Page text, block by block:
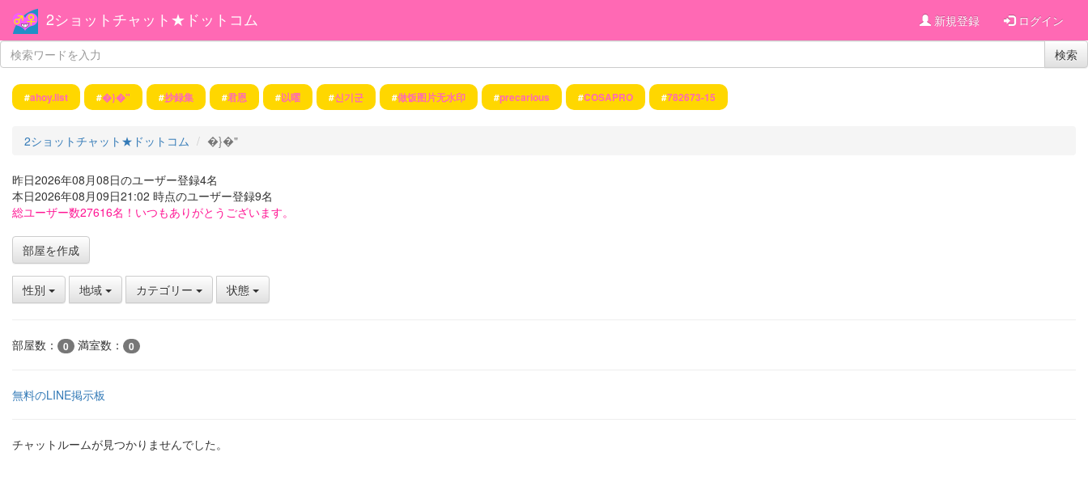
2ショットチャット★ドットコム 新規登録 ログイン
検索
#ahoy.list #�}�" #抄録集 #君恩 #以曜 #신기군 #做饭图片无水印 #precarious #COSAPRO #782673-15
2ショットチャット★ドットコム �}�"
昨日2026年08月08日のユーザー登録4名
本日2026年08月09日21:02 時点のユーザー登録9名
総ユーザー数27616名！いつもありがとうございます。
部屋を作成
性別 地域 カテゴリー 状態
部屋数： 0 満室数： 0
無料のLINE掲示板
チャットルームが見つかりませんでした。